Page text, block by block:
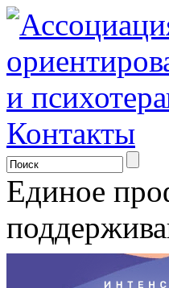
Контакты
Единое